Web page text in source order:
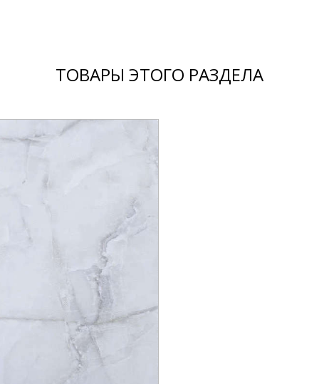
ТОВАРЫ ЭТОГО РАЗДЕЛА